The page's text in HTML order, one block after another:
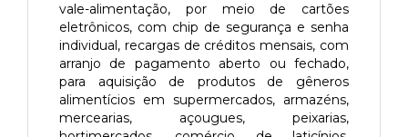
vale-alimentação, por meio de cartões
eletrônicos, com chip de segurança e senha
individual, recargas de créditos mensais, com
arranjo de pagamento aberto ou fechado,
para aquisição de produtos de gêneros
alimentícios em supermercados, armazéns,
mercearias, açougues, peixarias,